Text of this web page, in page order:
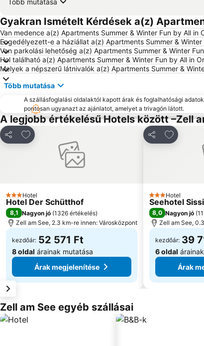
Gyakran Ismételt Kérdések a(z)
Van medence a(z) Apartments Summer & Winter Fun by All in
Engedélyezett-e a háziállat a(z) Apartments Summer &
Van parkolási lehetőség a(z) Apartments Summer & Winter
Hol található a(z) Apartments Summer & Winter Fun by All in
Melyek a népszerű látnivalók a(z) Apartments Summer &
Több mutatása
A szállásfoglalási oldalaktól kapott árak és foglalhatósági
pontosan ugyanazt az ajánlatot, amelyet a trivagón látott.
A legjobb értékelésű Hotels között –Zell
Megosztás
Hozzáadás a kedvencekhez
3 Kategória
Hotel
Hotel Der Schütthof
8,1 Nagyon jó (1326 értékelés)
Zell am See, 2.3 km-re innen: Városközpont
kezdőár: 52 571 Ft
8 oldal árainak mutatása
Árak megjelenítése
Megosztás
3 Kategória
Hotel
Seehotel Sissi
8,0 Nagyon jó (
Zell am See,
kezdőár: 39
6 oldal
Árak
Zell am See egyéb szállásai